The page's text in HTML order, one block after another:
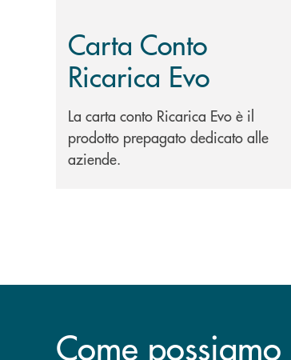
Carta Conto
Ricarica Evo
La carta conto Ricarica Evo è il
prodotto prepagato dedicato alle
aziende.
Come possiamo